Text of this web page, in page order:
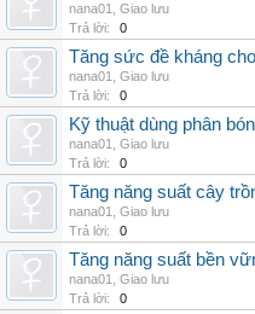
nana01
Giao lưu
Trả lời:
0
Tăng sức đề kháng
nana01
Giao lưu
Trả lời:
0
Kỹ thuật dùng phân
nana01
Giao lưu
Trả lời:
0
Tăng năng suất cây
nana01
Giao lưu
Trả lời:
0
Tăng năng suất bền
nana01
Giao lưu
Trả lời:
0